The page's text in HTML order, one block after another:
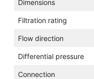
Dimensions
Filtration rating
Flow direction
Differential pressure
Connection